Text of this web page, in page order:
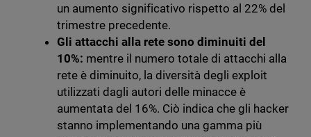
un aumento significativo rispetto al 22% del
trimestre precedente.
Gli attacchi alla rete sono diminuiti del
10%: mentre il numero totale di attacchi alla
rete è diminuito, la diversità degli exploit
utilizzati dagli autori delle minacce è
aumentata del 16%. Ciò indica che gli hacker
stanno implementando una gamma più